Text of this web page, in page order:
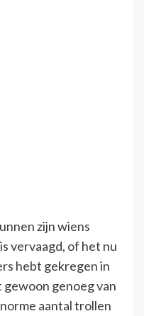
zijn wiens
vervaagd, of het nu
hebt gekregen in
genoeg van
aantal trollen